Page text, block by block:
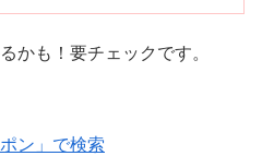
かも！要チェックです。
ン」で検索